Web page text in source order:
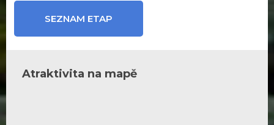
SEZNAM ETAP
Atraktivita na mapě